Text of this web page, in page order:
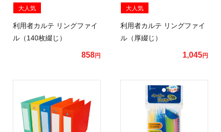
大人気
利用者カルテ リングファイ
ル（140枚綴じ）
858円
大人気
利用者カルテ リングファイ
ル（厚綴じ）
1,045円